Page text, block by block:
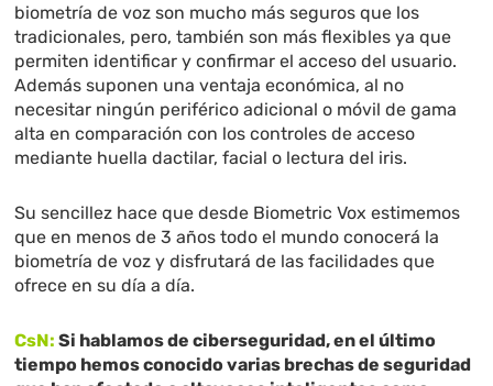
biometría de voz son mucho más seguros que los
tradicionales, pero, también son más flexibles ya que
permiten identificar y confirmar el acceso del usuario.
Además suponen una ventaja económica, al no
necesitar ningún periférico adicional o móvil de gama
alta en comparación con los controles de acceso
mediante huella dactilar, facial o lectura del iris.
Su sencillez hace que desde Biometric Vox estimemos
que en menos de 3 años todo el mundo conocerá la
biometría de voz y disfrutará de las facilidades que
ofrece en su día a día.
CsN:Si hablamos de ciberseguridad, en el último
tiempo hemos conocido varias brechas de seguridad